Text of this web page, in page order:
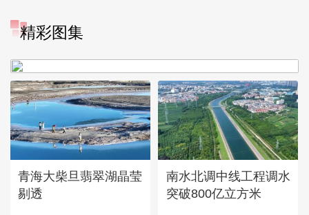
精彩图集
“大地指纹”奏响夏夜文旅乐
青海大柴旦翡翠湖晶莹
剔透
南水北调中线工程调水
突破800亿立方米